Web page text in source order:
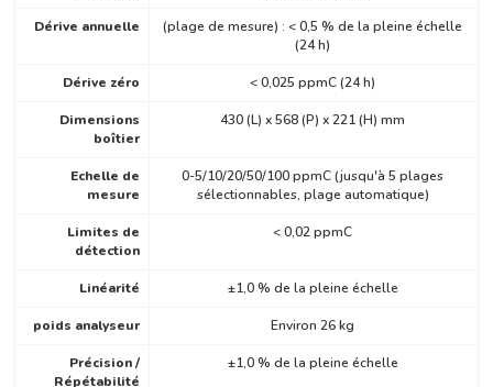
Dérive annuelle
(plage de mesure) : < 0,5 % de la pleine échelle
(24 h)
Dérive zéro < 0,025 ppmC (24 h)
Dimensions
boîtier
430 (L) x 568 (P) x 221 (H) mm
Echelle de
mesure
0-5/10/20/50/100 ppmC (jusqu'à 5 plages
sélectionnables, plage automatique)
Limites de
détection
< 0,02 ppmC
Linéarité ±1,0 % de la pleine échelle
poids analyseur Environ 26 kg
Précision /
Répétabilité
±1,0 % de la pleine échelle